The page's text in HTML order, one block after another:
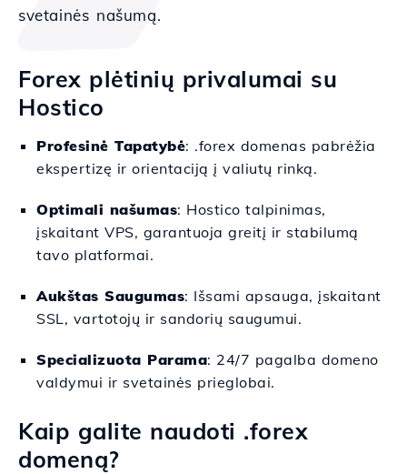
svetainės našumą.
Forex plėtinių privalumai su
Hostico
Profesinė Tapatybė: .forex domenas pabrėžia
ekspertizę ir orientaciją į valiutų rinką.
Optimali našumas: Hostico talpinimas,
įskaitant VPS, garantuoja greitį ir stabilumą
tavo platformai.
Aukštas Saugumas: Išsami apsauga, įskaitant
SSL, vartotojų ir sandorių saugumui.
Specializuota Parama: 24/7 pagalba domeno
valdymui ir svetainės prieglobai.
Kaip galite naudoti .forex
domeną?